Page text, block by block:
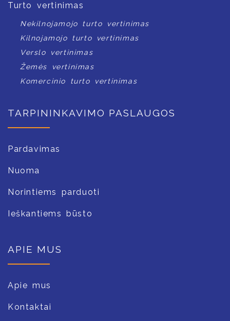
Turto vertinimas
Nekilnojamojo turto vertinimas
Kilnojamojo turto vertinimas
Verslo vertinimas
Žemės vertinimas
Komercinio turto vertinimas
TARPININKAVIMO PASLAUGOS
Pardavimas
Nuoma
Norintiems parduoti
Ieškantiems būsto
APIE MUS
Apie mus
Kontaktai